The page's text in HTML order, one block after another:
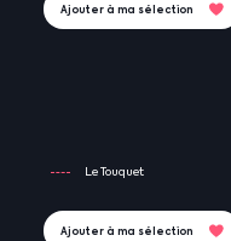
Ajouter à ma sélection
Le Touquet
Ajouter à ma sélection